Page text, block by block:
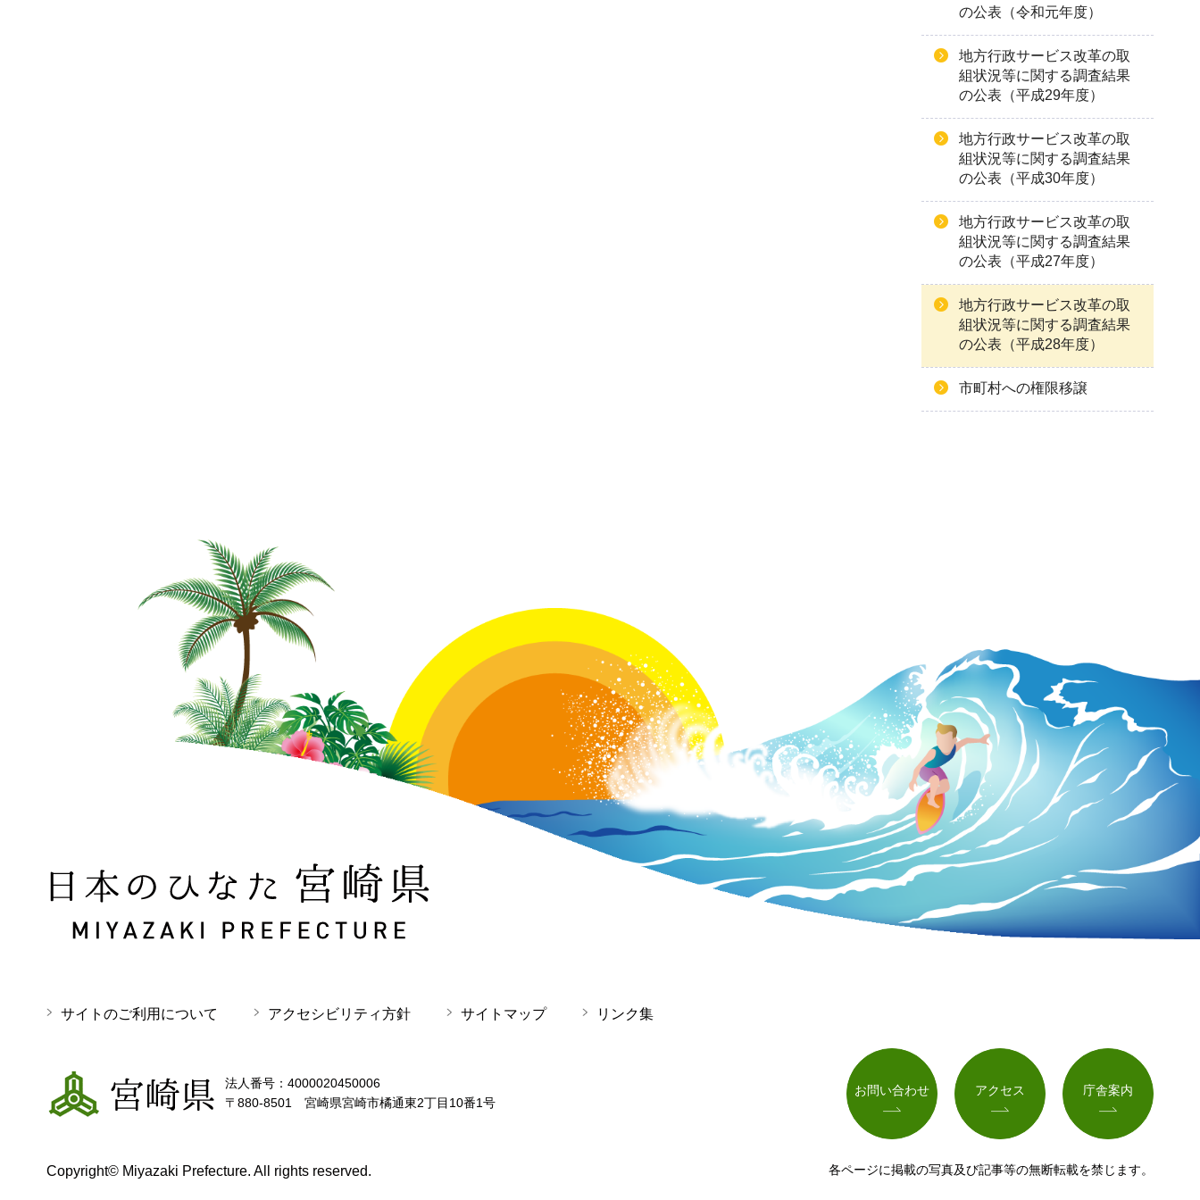
の公表（令和元年度）
地方行政サービス改革の取
組状況等に関する調査結果
の公表（平成29年度）
地方行政サービス改革の取
組状況等に関する調査結果
の公表（平成30年度）
地方行政サービス改革の取
組状況等に関する調査結果
の公表（平成27年度）
地方行政サービス改革の取
組状況等に関する調査結果
の公表（平成28年度）
市町村への権限移譲
日本のひなた 宮崎県 MIYAZAKI PREFECTURE
サイトのご利用について アクセシビリティ方針 サイトマップ リンク集
宮崎県
法人番号：4000020450006
〒880-8501 宮崎県宮崎市橘通東2丁目10番1号
お問い合わせ アクセス 庁舎案内
Copyright© Miyazaki Prefecture. All rights reserved. 各ページに掲載の写真及び記事等の無断転載を禁じます。